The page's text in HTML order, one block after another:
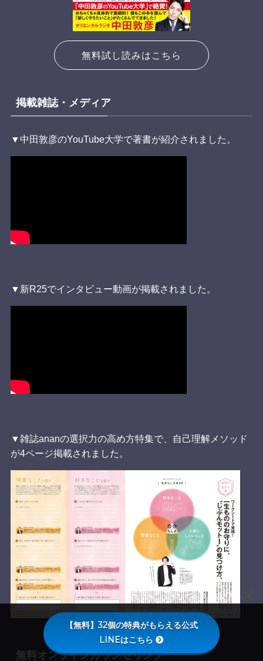
無料試し読みはこちら
掲載雑誌・メディア
▼中田敦彦のYouTube大学で著書が紹介されました。
▼新R25でインタビュー動画が掲載されました。
▼雑誌ananの選択力の高め方特集で、自己理解メソッド
が4ページ掲載されました。
無料オンラインカウンセリング
【無料】32個の特典がもらえる公式
LINEはこちら